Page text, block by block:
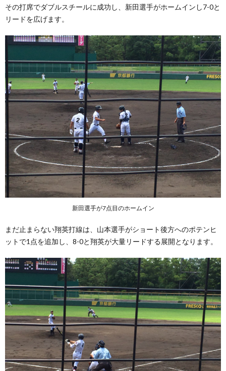
その打席でダブルスチールに成功し、新田選手がホームインし7-0と
リードを広げます。
新田選手が7点目のホームイン
まだ止まらない翔英打線は、山本選手がショート後方へのポテンヒ
ットで1点を追加し、8-0と翔英が大量リードする展開となります。